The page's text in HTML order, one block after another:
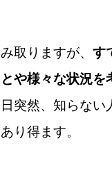
取りますが、 す
や様々な状況を
突然、知らない
り得ます。